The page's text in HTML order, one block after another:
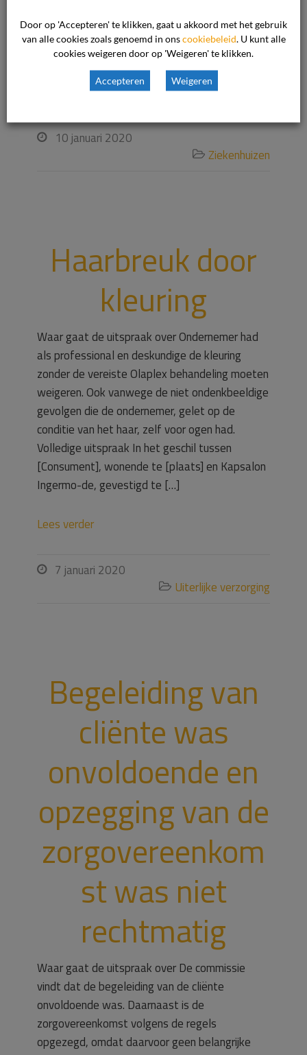
commissie oordeelt dat de anesthesioloog niet
heeft gehandeld zoals van […]
Lees verder
 10 januari 2020
 Ziekenhuizen
Haarbreuk door
kleuring
Waar gaat de uitspraak over Ondernemer had
als professional en deskundige de kleuring
zonder de vereiste Olaplex behandeling moeten
weigeren. Ook vanwege de niet ondenkbeeldige
gevolgen die de ondernemer, gelet op de
conditie van het haar, zelf voor ogen had.
Volledige uitspraak In het geschil tussen
[Consument], wonende te [plaats] en Kapsalon
Ingermo-de, gevestigd te […]
Lees verder
 7 januari 2020
 Uiterlijke verzorging
Begeleiding van
cliënte was
onvoldoende en
opzegging van de
zorgovereenkom
st was niet
rechtmatig
Waar gaat de uitspraak over De commissie
vindt dat de begeleiding van de cliënte
onvoldoende was. Daarnaast is de
zorgovereenkomst volgens de regels
opgezegd, omdat daarvoor geen belangrijke
Door op 'Accepteren' te klikken, gaat u akkoord met het gebruik
van alle cookies zoals genoemd in onscookiebeleid. U kunt alle
cookies weigeren door op 'Weigeren' te klikken.
Accepteren Weigeren